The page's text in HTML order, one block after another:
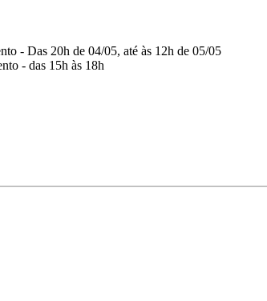
- Das 20h de 04/05, até às 12h de 05/05
- das 15h às 18h